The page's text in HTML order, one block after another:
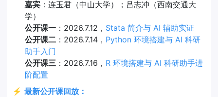
嘉宾：连玉君（中山大学）；吕志冲（西南交通大
学）
公开课一：2026.7.12， Stata 简介与 AI 辅助实证
公开课二：2026.7.14， Python 环境搭建与 AI 科研
助手入门
公开课三：2026.7.16， R 环境搭建与 AI 科研助手进
阶配置
⚡ 最新公开课回放：